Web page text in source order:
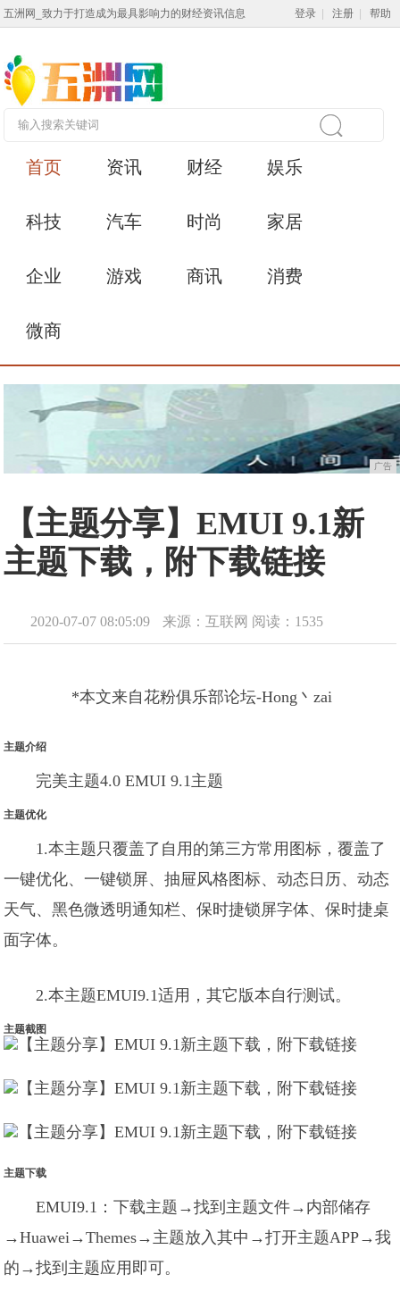
五洲网_致力于打造成为最具影响力的财经资讯信息 登录 注册 帮助
首页 资讯 财经 娱乐
科技 汽车 时尚 家居
企业 游戏 商讯 消费
微商
广告
【主题分享】EMUI 9.1新
主题下载，附下载链接
2020-07-07 08:05:09 来源：互联网 阅读：1535
*本文来自花粉俱乐部论坛-Hong丶zai
主题介绍
完美主题4.0 EMUI 9.1主题
主题优化
1.本主题只覆盖了自用的第三方常用图标，覆盖了
一键优化、一键锁屏、抽屉风格图标、动态日历、动态
天气、黑色微透明通知栏、保时捷锁屏字体、保时捷桌
面字体。
2.本主题EMUI9.1适用，其它版本自行测试。
主题截图
主题下载
EMUI9.1：下载主题→找到主题文件→内部储存
→Huawei→Themes→主题放入其中→打开主题APP→我
的→找到主题应用即可。